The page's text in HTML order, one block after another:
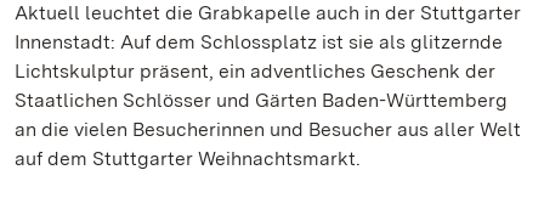
Aktuell leuchtet die Grabkapelle auch in der Stuttgarter
Innenstadt: Auf dem Schlossplatz ist sie als glitzernde
Lichtskulptur präsent, ein adventliches Geschenk der
Staatlichen Schlösser und Gärten Baden-Württemberg
an die vielen Besucherinnen und Besucher aus aller Welt
auf dem Stuttgarter Weihnachtsmarkt.